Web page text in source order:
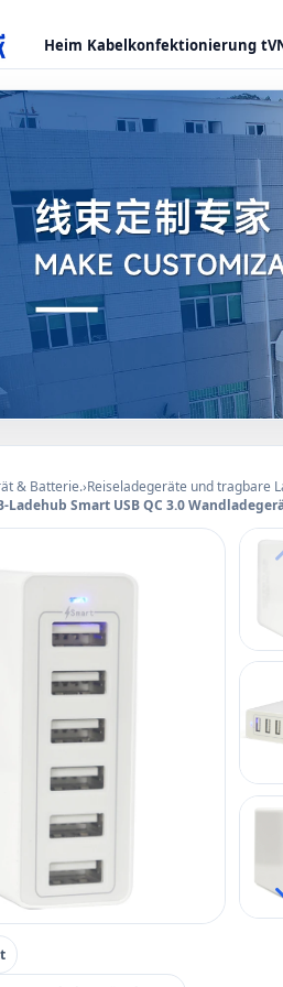
Heim Kabelkonfektionierung
& Batterie.›Reiseladegeräte und tragbare
Ladehub Smart USB QC 3.0